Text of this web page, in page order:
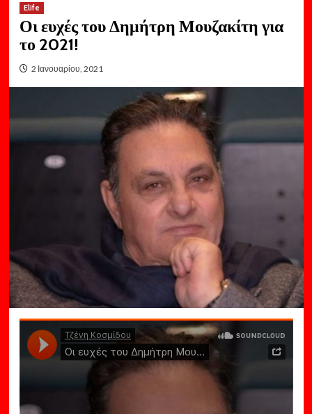
Elife
Οι ευχές του Δημήτρη Μουζακίτη για
το 2021!
2 Ιανουαρίου, 2021